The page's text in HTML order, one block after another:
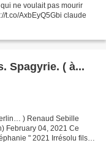
ne voulait pas mourir
t.co/AxbEyQ5Gbi claude
Spagyrie. ( à...
) Renaud Sebille
February 04, 2021 Ce
" 2021 Irrésolu fils